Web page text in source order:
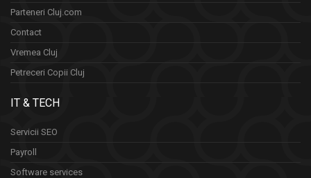
Parteneri Cluj.com
Contact
Vremea Cluj
Petreceri Copii Cluj
IT & TECH
Servicii SEO
Payroll
Software services